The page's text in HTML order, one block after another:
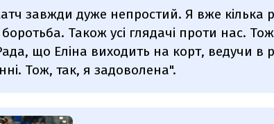
завжди дуже непростий. Я вже кілька
Також усі глядачі проти нас.
що Еліна виходить на корт, ведучи в
Тож, так, я задоволена".